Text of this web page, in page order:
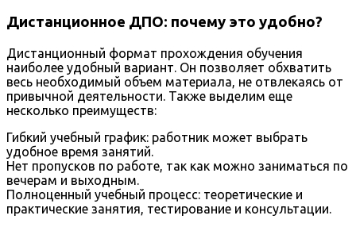
Дистанционное ДПО: почему это удобно?
Дистанционный формат прохождения обучения
наиболее удобный вариант. Он позволяет обхватить
весь необходимый объем материала, не отвлекаясь от
привычной деятельности. Также выделим еще
несколько преимуществ:
Гибкий учебный график: работник может выбрать
удобное время занятий.
Нет пропусков по работе, так как можно заниматься по
вечерам и выходным.
Полноценный учебный процесс: теоретические и
практические занятия, тестирование и консультации.